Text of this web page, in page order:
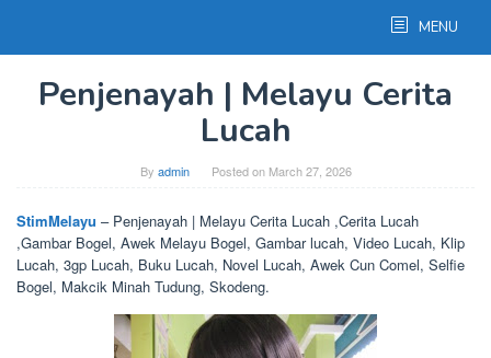
content
MENU
Penjenayah | Melayu Cerita
Lucah
By admin Posted on March 27, 2026
StimMelayu – Penjenayah | Melayu Cerita Lucah ,Cerita Lucah
,Gambar Bogel, Awek Melayu Bogel, Gambar lucah, Video Lucah, Klip
Lucah, 3gp Lucah, Buku Lucah, Novel Lucah, Awek Cun Comel, Selfie
Bogel, Makcik Minah Tudung, Skodeng.